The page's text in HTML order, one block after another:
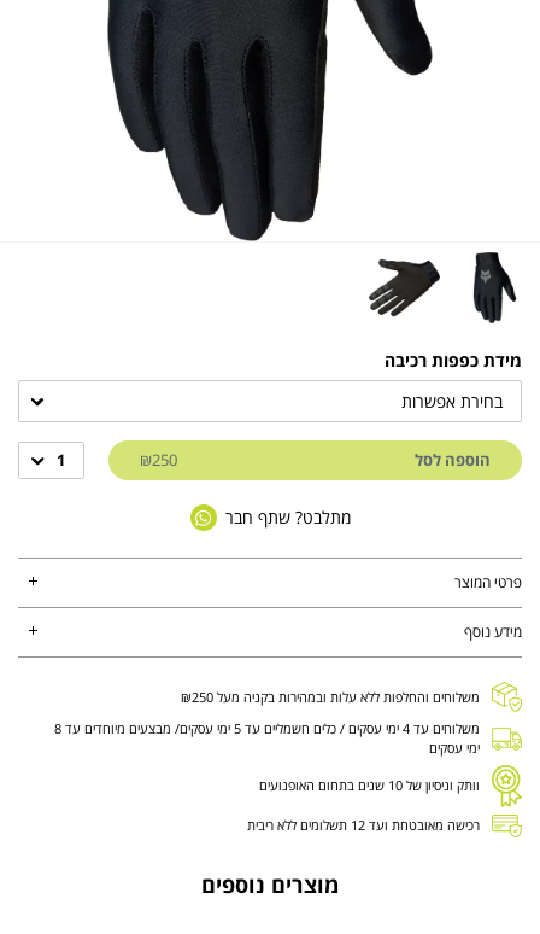
מידת כפפות רכיבה
בחירת אפשרות
הוספה לסל ₪250
1
מתלבט? שתף חבר
פרטי המוצר
מידע נוסף
משלוחים והחלפות ללא עלות ובמהירות בקניה מעל ₪250
משלוחים עד 4 ימי עסקים / כלים חשמליים עד 5 ימי עסקים/ מבצעים מיוחדים עד 8
ימי עסקים
וותק וניסיון של 10 שנים בתחום האופנועים
רכישה מאובטחת ועד 12 תשלומים ללא ריבית
מוצרים נוספים